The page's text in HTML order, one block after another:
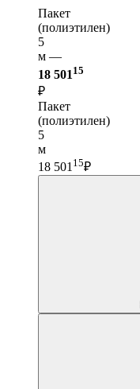
Пакет
(полиэтилен)
5
м —
18 501 15
₽
Пакет
(полиэтилен)
5
м
18 501 15₽